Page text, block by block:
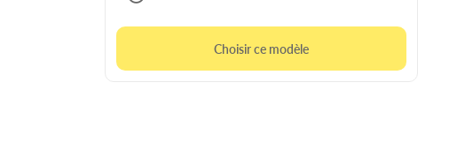
Choisir ce modèle